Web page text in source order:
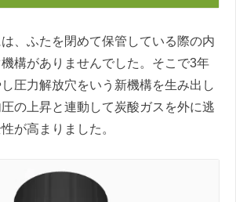
、ふたを閉めて保管している際の内
構がありませんでした。そこで3年
圧力解放穴をいう新機構を生み出し
の上昇と連動して炭酸ガスを外に逃
が高まりました。